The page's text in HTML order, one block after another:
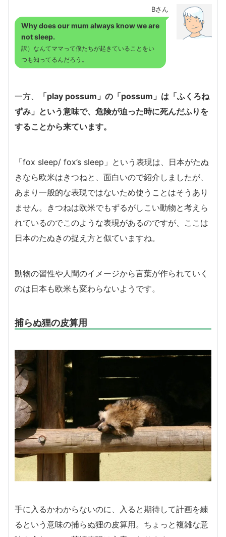
Bさん
Why does our mum always know we are
not sleep.
訳）なんてママって僕たちが起きていることをい
つも知ってるんだろう。
一方、
「play possum」の「possum」は「ふくろね
ずみ」という意味で、危険が迫った時に死んだふりを
することから来ています。
「fox sleep/ fox’s sleep」という表現は、日本がたぬ
きなら欧米はきつねと、面白いので紹介しましたが、
あまり一般的な表現ではないため使うことはそうあり
ません。きつねは欧米でもずるがしこい動物と考えら
れているのでこのような表現があるのですが、ここは
日本のたぬきの捉え方と似ていますね。
動物の習性や人間のイメージから言葉が作られていく
のは日本も欧米も変わらないようです。
捕らぬ狸の皮算用
手に入るかわからないのに、入ると期待して計画を練
るという意味の捕らぬ狸の皮算用。ちょっと複雑な意